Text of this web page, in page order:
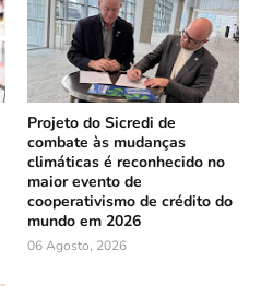
Projeto do Sicredi de
combate às mudanças
climáticas é reconhecido no
maior evento de
cooperativismo de crédito do
mundo em 2026
06 Agosto, 2026